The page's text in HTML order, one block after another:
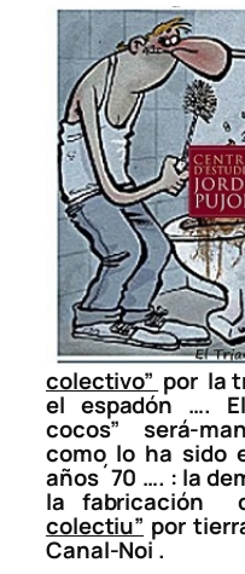
colectivo” por la
el espadón ….
cocos” será-
como lo ha sido
años´70 …. : la
la fabricación
colectiu” por
Canal-Noi .